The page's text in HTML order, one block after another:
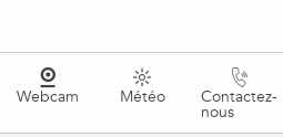
Webcam Météo Contactez-
nous